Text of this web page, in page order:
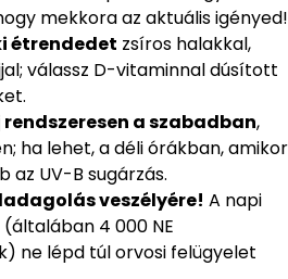
mekkora az aktuális igényed!
étrendedet zsíros halakkal,
válassz D-vitaminnal dúsított
a szabadban,
ha lehet, a déli órákban, amikor
az UV-B sugárzás.
veszélyére! A napi
4 000 NE
ne lépd túl orvosi felügyelet